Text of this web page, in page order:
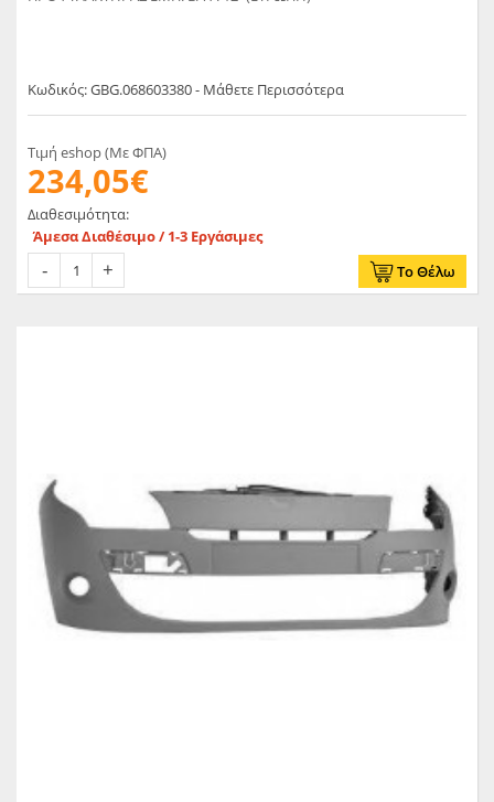
Κωδικός: GBG.068603380 - Μάθετε Περισσότερα
Τιμή eshop (Με ΦΠΑ)
234,05€
Διαθεσιμότητα:
Άμεσα Διαθέσιμο / 1-3 Εργάσιμες
Το Θέλω